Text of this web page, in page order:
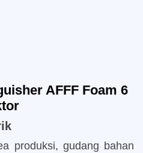
AFFF Foam 6
produksi, gudang bahan